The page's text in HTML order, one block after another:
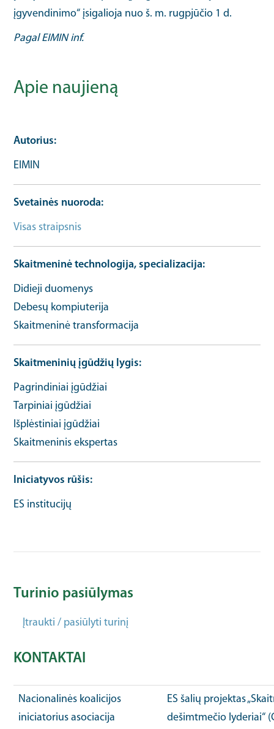
įgyvendinimo“ įsigalioja nuo š. m. rugpjūčio 1 d.
Pagal EIMIN inf.
Apie naujieną
Autorius
EIMIN
Svetainės nuoroda
Visas straipsnis
Skaitmeninė technologija, specializacija
Didieji duomenys
Debesų kompiuterija
Skaitmeninė transformacija
Skaitmeninių įgūdžių lygis
Pagrindiniai įgūdžiai
Tarpiniai įgūdžiai
Išplėstiniai įgūdžiai
Skaitmeninis ekspertas
Iniciatyvos rūšis
ES institucijų
Turinio pasiūlymas
Įtraukti / pasiūlyti turinį
KONTAKTAI
Nacionalinės koalicijos
iniciatorius asociacija
ES šalių projektas
dešimtmečio lyderiai“